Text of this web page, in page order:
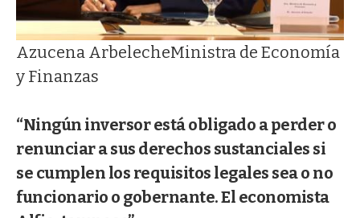
Azucena ArbelecheMinistra de Economía
y Finanzas
“Ningún inversor está obligado a perder o
renunciar a sus derechos sustanciales si
se cumplen los requisitos legales sea o no
funcionario o gobernante. El economista